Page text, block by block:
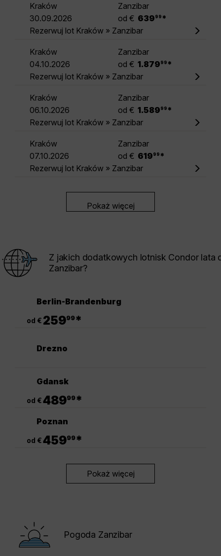
Kraków
Zanzibar
30.09.2026
od € 639 99 *
Rezerwuj lot Kraków » Zanzibar
Kraków
Zanzibar
04.10.2026
od € 1.879 99 *
Rezerwuj lot Kraków » Zanzibar
Kraków
Zanzibar
06.10.2026
od € 1.589 99 *
Rezerwuj lot Kraków » Zanzibar
Kraków
Zanzibar
07.10.2026
od € 619 99 *
Rezerwuj lot Kraków » Zanzibar
Pokaż więcej
Z jakich dodatkowych lotnisk Condor lata
Zanzibar?
Berlin-Brandenburg
od € 25999*
Drezno
Gdansk
od €48999*
Poznan
od €45999*
Pokaż więcej
Pogoda Zanzibar